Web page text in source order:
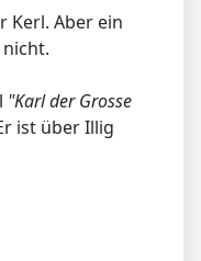
Kerl. Aber ein
"Karl der Grosse
ist über Illig